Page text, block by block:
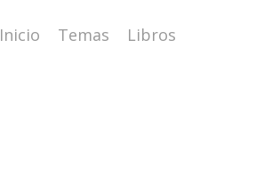
Inicio Temas Libros